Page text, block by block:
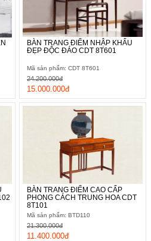
BÀN TRANG ĐIỂM NHẬP KHẨU
ĐẸP ĐỘC ĐÁO CDT 8T601
Mã sản phẩm: CDT 8T601
15.000.000đ
24.200.000đ
BÀN TRANG ĐIỂM CAO CẤP
PHONG CÁCH TRUNG HOA CDT
8T101
Mã sản phẩm: BTD110
11.400.000đ
21.300.000đ